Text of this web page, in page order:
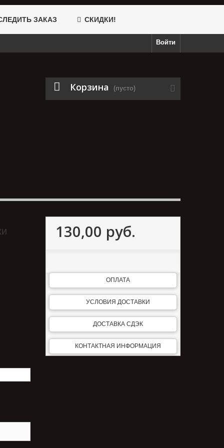
ЗАКАЗ СКИДКИ!
Войти
Корзина (пусто)
130,00 руб.
ОПЛАТА
УСЛОВИЯ ДОСТАВКИ
ДОСТАВКА СДЭК
КОНТАКТНАЯ ИНФОРМАЦИЯ